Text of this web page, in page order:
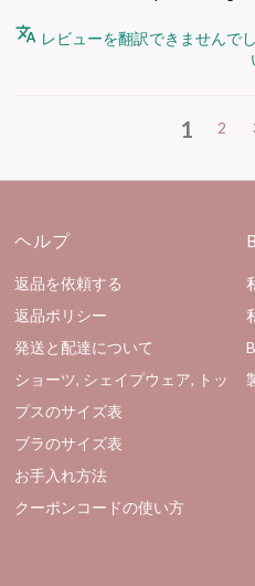
レビューを翻訳できませんで
1 2
ヘルプ
返品を依頼する
返品ポリシー
発送と配達について
ショーツ, シェイプウェア, トッ
プスのサイズ表
ブラのサイズ表
お手入れ方法
クーポンコードの使い方